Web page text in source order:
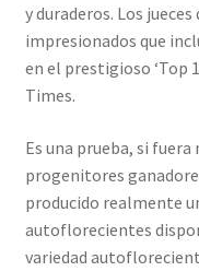
y duraderos. Los
impresionados que
en el prestigioso ‘Top
Times.
Es una prueba, si
progenitores
producido realmente
autoflorecientes
variedad